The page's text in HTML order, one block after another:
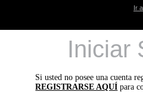
Ir
Iniciar
Si usted no posee una cuenta
REGISTRARSE AQUÍ para